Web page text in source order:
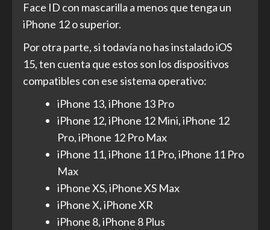
Face ID con mascarilla a menos que tenga un
iPhone 12 o superior.
Por otra parte, si todavía no has instalado iOS
15, ten cuenta que estos son los dispositivos
compatibles con ese sistema operativo:
iPhone 13, iPhone 13 Pro
iPhone 12, iPhone 12 Mini, iPhone 12
Pro, iPhone 12 Pro Max
iPhone 11, iPhone 11 Pro, iPhone 11 Pro
Max
iPhone XS, iPhone XS Max
iPhone X, iPhone XR
iPhone 8, iPhone 8 Plus